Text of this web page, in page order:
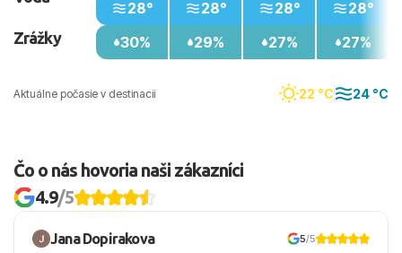
Aktuálne počasie v destinacii 22 °C 24 °C
Zrážky
28°
30%
28°
29%
28°
27%
28°
27%
Čo o nás hovoria naši zákazníci
4.9/5
Jana Dopirakova 5/5